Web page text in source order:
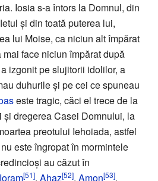
Iosia s-a întors la Domnul, din
şi din toată puterea lui,
lui Moise, ca niciun alt împărat
face niciun împărat după
izgonit pe slujitorii idolilor, a
duhurile şi pe cei ce spuneau
este tragic, căci el trece de la
dregerea Casei Domnului, la
preotului Iehoiada, astfel
este îngropat în mormintele
au căzut în
Ioram[51], Ahaz[52], Amon[53],